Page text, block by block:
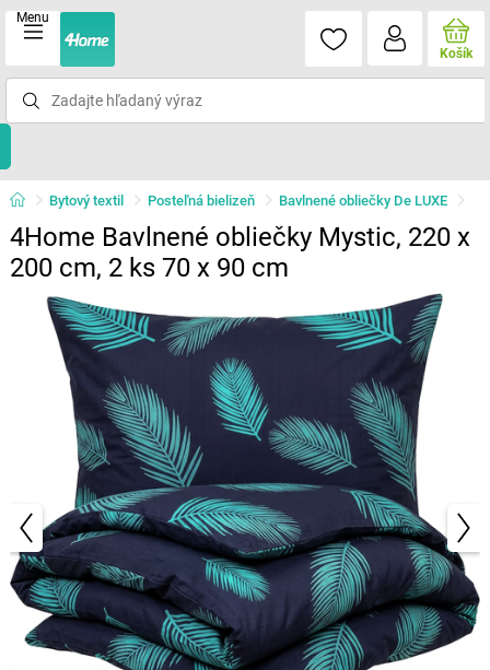
Menu
Košík
Bytový textil Posteľná bielizeň Bavlnené obliečky De LUXE
4Home Bavlnené obliečky Mystic, 220 x
200 cm, 2 ks 70 x 90 cm